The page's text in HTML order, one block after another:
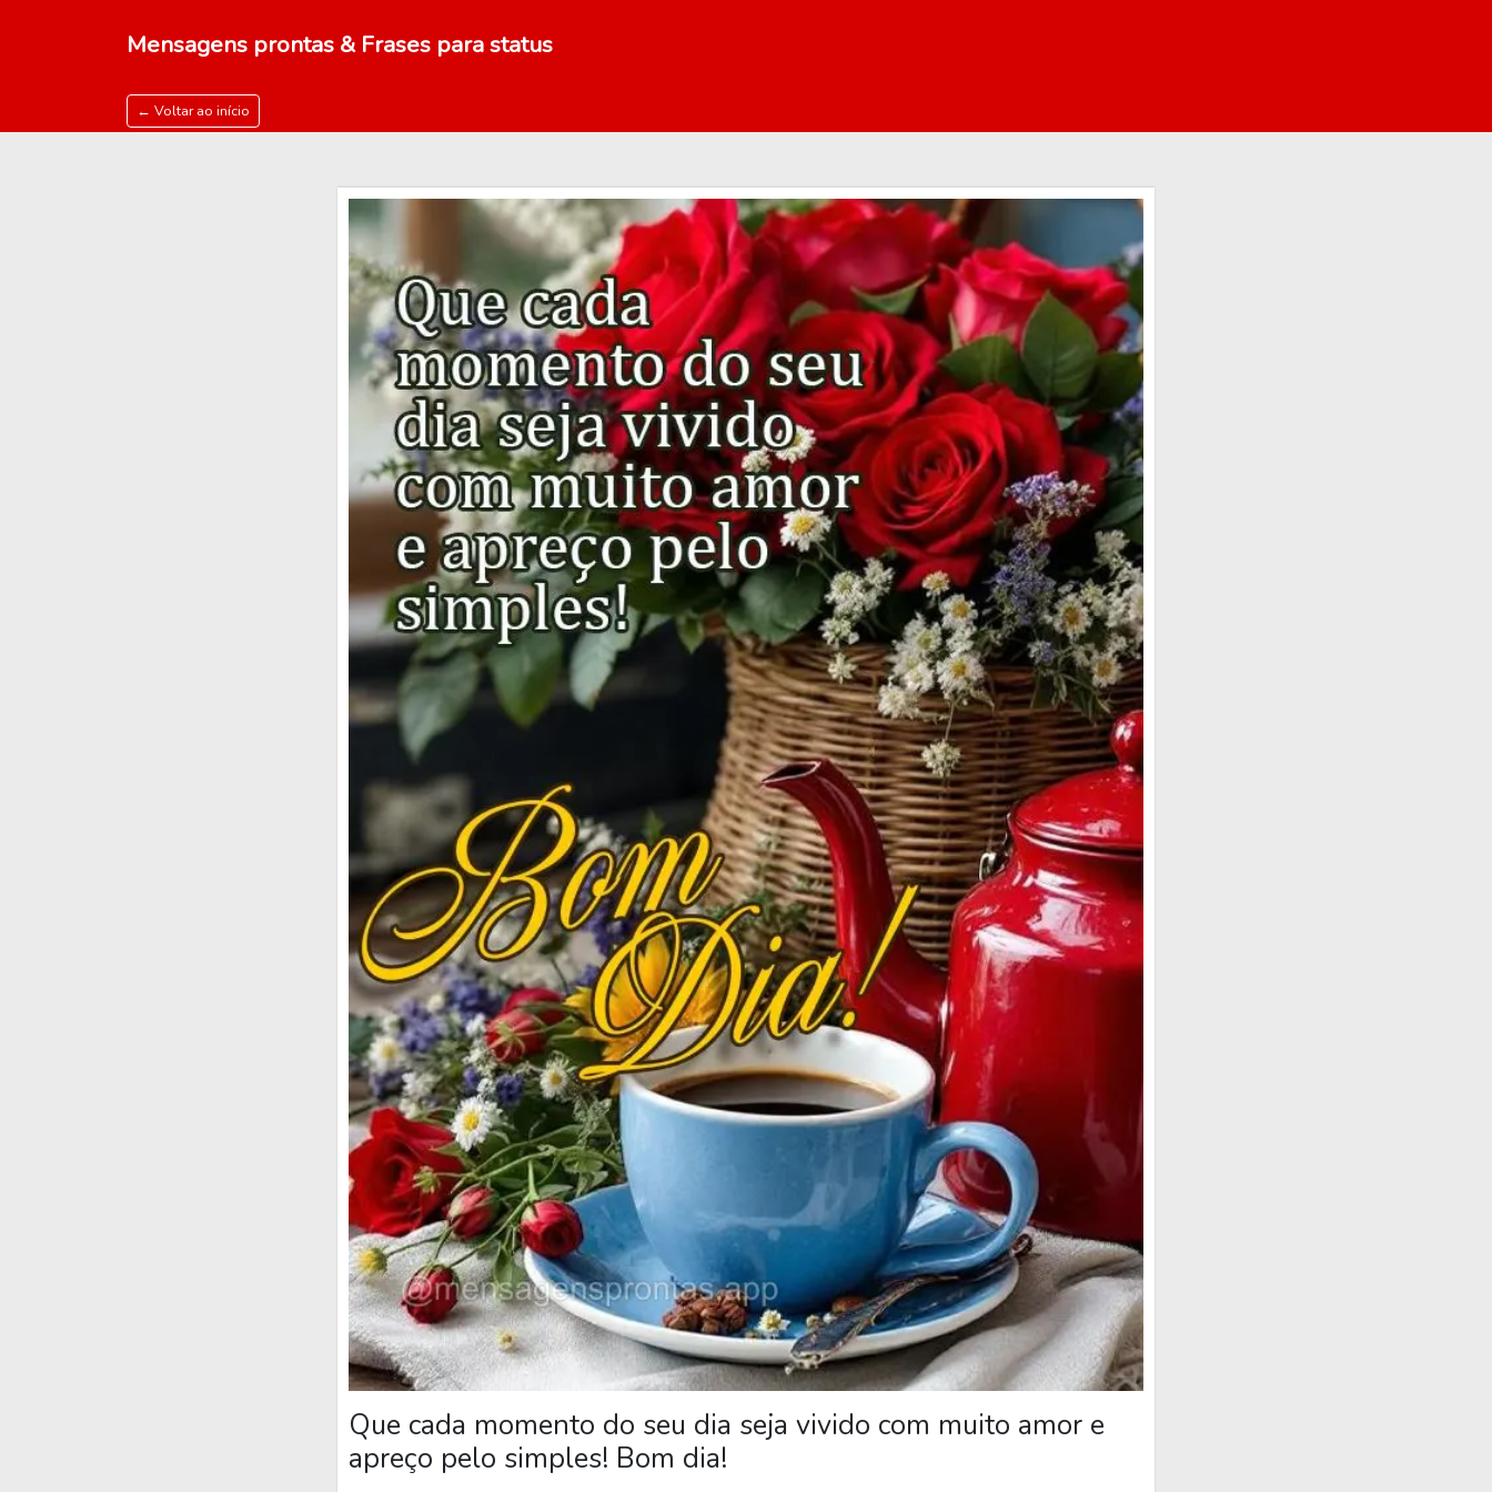
Mensagens prontas & Frases para status
← Voltar ao início
Que cada momento do seu dia seja vivido com muito amor e
apreço pelo simples! Bom dia!